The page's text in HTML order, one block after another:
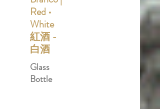
Red •
White
紅酒 -
白酒
Glass
Bottle